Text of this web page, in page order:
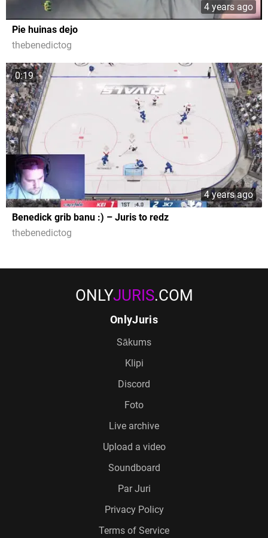
4 years ago
Pie huinas dejo
thebenedictog
0:19
4 years ago
Benedick grib banu :) – Juris to redz
thebenedictog
ONLYJURIS.COM
OnlyJuris
Sākums
Klipi
Discord
Foto
Live archive
Upload a video
Soundboard
Par Juri
Privacy Policy
Terms of Service